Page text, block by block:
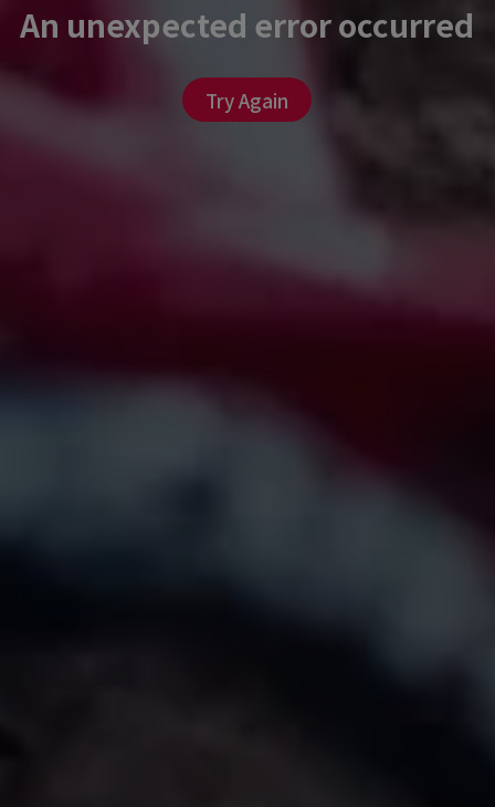
An unexpected error occurred
Try Again